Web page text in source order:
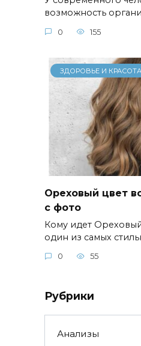
возможность
0 155
ЗДОРОВЬЕ И КРАСОТА
Ореховый цвет
с фото
Кому идет
один из самых
0 55
Рубрики
Анализы